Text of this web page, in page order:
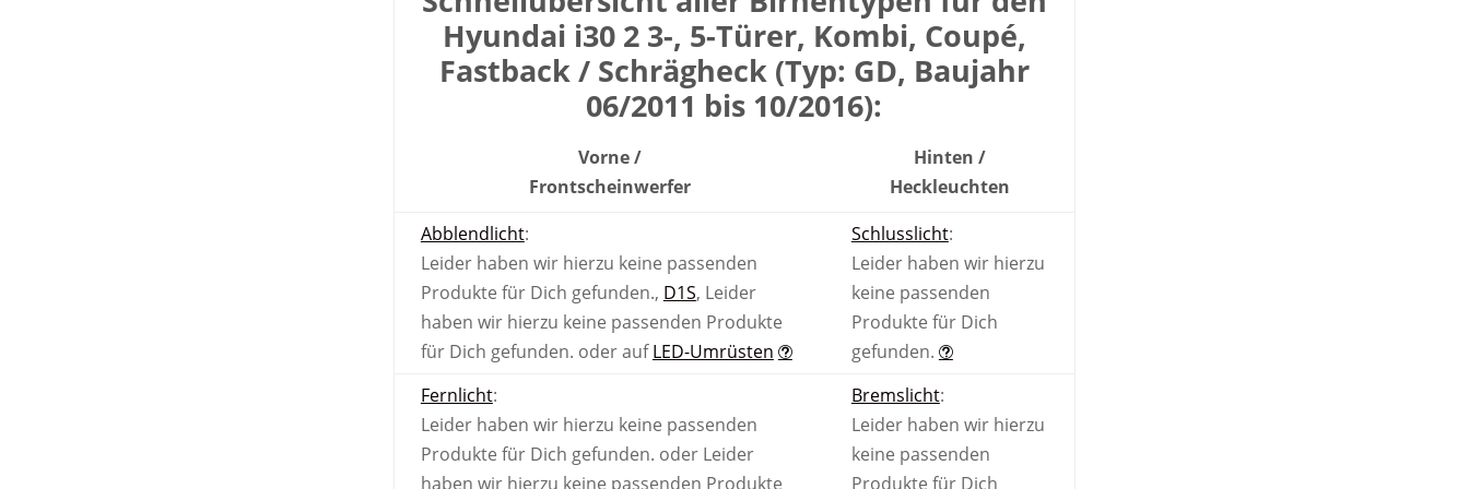
Hyundai i30 2 3-, 5-Türer, Kombi, Coupé,
Fastback / Schrägheck (Typ: GD, Baujahr
06/2011 bis 10/2016):
Vorne /
Front­scheinwerfer
Hinten /
Heck­leuchten
Abblendlicht:
Leider haben wir hierzu keine passenden
Produkte für Dich gefunden., D1S, Leider
haben wir hierzu keine passenden Produkte
für Dich gefunden. oder aufLED-Umrüsten
Schlusslicht:
Leider haben wir hierzu
keine passenden
Produkte für Dich
gefunden.
Fernlicht:
Leider haben wir hierzu keine passenden
Produkte für Dich gefunden. oder Leider
haben wir hierzu keine passenden Produkte
Bremslicht:
Leider haben wir hierzu
keine passenden
Produkte für Dich